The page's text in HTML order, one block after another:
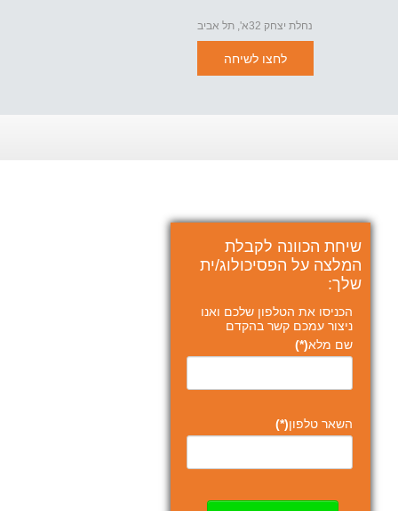
נחלת יצחק 32א', תל אביב
לחצו לשיחה
שיחת הכוונה לקבלת
המלצה על הפסיכולוג/ית
שלך:
הכניסו את הטלפון שלכם ואנו
ניצור עמכם קשר בהקדם
שם מלא(*)
השאר טלפון(*)